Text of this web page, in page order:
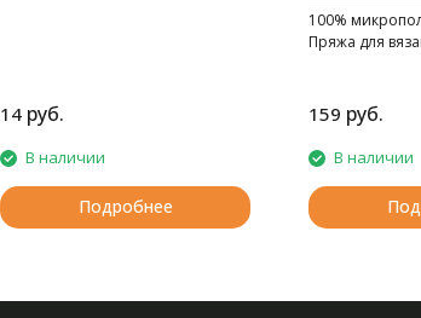
14 руб.
В наличии
Подробнее
100%
Пряжа для
159 руб.
В наличии